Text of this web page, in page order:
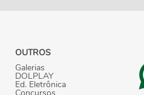
OUTROS
Galerias
DOLPLAY
Ed. Eletrônica
Concursos